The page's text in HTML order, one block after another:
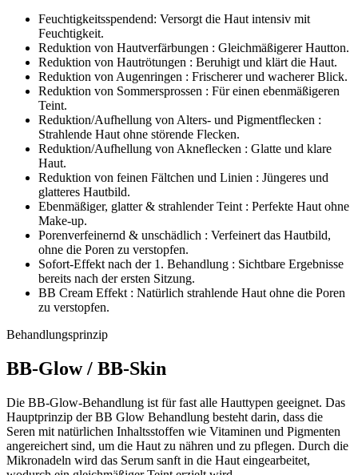
Feuchtigkeitsspendend: Versorgt die Haut intensiv mit
Feuchtigkeit.
Reduktion von Hautverfärbungen : Gleichmäßigerer Hautton.
Reduktion von Hautrötungen : Beruhigt und klärt die Haut.
Reduktion von Augenringen : Frischerer und wacherer Blick.
Reduktion von Sommersprossen : Für einen ebenmäßigeren
Teint.
Reduktion/Aufhellung von Alters- und Pigmentflecken :
Strahlende Haut ohne störende Flecken.
Reduktion/Aufhellung von Akneflecken : Glatte und klare
Haut.
Reduktion von feinen Fältchen und Linien : Jüngeres und
glatteres Hautbild.
Ebenmäßiger, glatter & strahlender Teint : Perfekte Haut ohne
Make-up.
Porenverfeinernd & unschädlich : Verfeinert das Hautbild,
ohne die Poren zu verstopfen.
Sofort-Effekt nach der 1. Behandlung : Sichtbare Ergebnisse
bereits nach der ersten Sitzung.
BB Cream Effekt : Natürlich strahlende Haut ohne die Poren
zu verstopfen.
Behandlungsprinzip
BB-Glow / BB-Skin
Die BB-Glow-Behandlung ist für fast alle Hauttypen geeignet. Das
Hauptprinzip der BB Glow Behandlung besteht darin, dass die
Seren mit natürlichen Inhaltsstoffen wie Vitaminen und Pigmenten
angereichert sind, um die Haut zu nähren und zu pflegen. Durch die
Mikronadeln wird das Serum sanft in die Haut eingearbeitet,